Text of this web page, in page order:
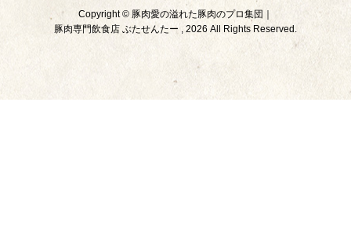
Copyright © 豚肉愛の溢れた豚肉のプロ集団｜
豚肉専門飲食店 ぶたせんたー , 2026 All Rights Reserved.